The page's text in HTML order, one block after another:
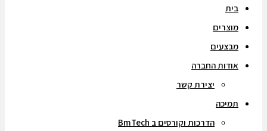
בית
מוצרים
מבצעים
אודות החברה
יצירת קשר
תמיכה
הדרכות וקורסים ב BmTech